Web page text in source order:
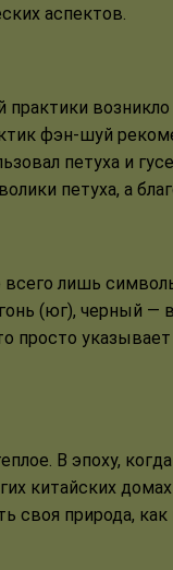
аспектов.
фэн-шуй
петуха и
петуха, а
лишь
(юг), черный
В эпоху,
китайских
своя природа, как